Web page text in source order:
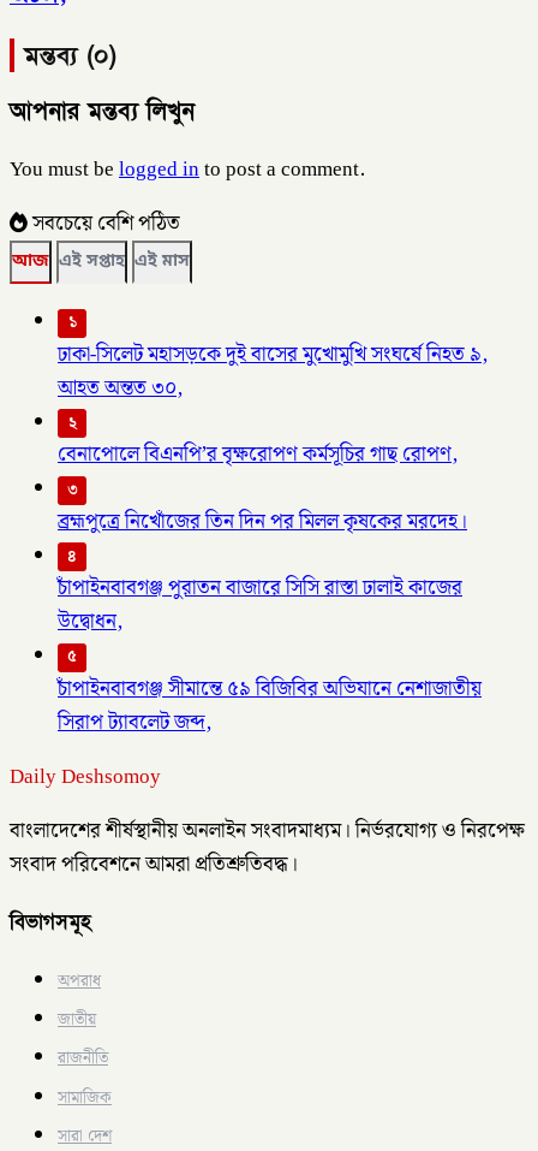
মন্তব্য (০)
আপনার মন্তব্য লিখুন
You must belogged into post a comment.
সবচেয়ে বেশি পঠিত
আজ এই সপ্তাহ এই মাস
১
ঢাকা-সিলেট মহাসড়কে দুই বাসের মুখোমুখি সংঘর্ষে নিহত ৯,
আহত অন্তত ৩০,
২
বেনাপোলে বিএনপি’র বৃক্ষরোপণ কর্মসূচির গাছ রোপণ,
৩
ব্রহ্মপুত্রে নিখোঁজের তিন দিন পর মিলল কৃষকের মরদেহ।
৪
চাঁপাইনবাবগঞ্জ পুরাতন বাজারে সিসি রাস্তা ঢালাই কাজের
উদ্বোধন,
৫
চাঁপাইনবাবগঞ্জ সীমান্তে ৫৯ বিজিবির অভিযানে নেশাজাতীয়
সিরাপ ট্যাবলেট জব্দ,
Daily Deshsomoy
বাংলাদেশের শীর্ষস্থানীয় অনলাইন সংবাদমাধ্যম। নির্ভরযোগ্য ও নিরপেক্ষ
সংবাদ পরিবেশনে আমরা প্রতিশ্রুতিবদ্ধ।
বিভাগসমূহ
অপরাধ
জাতীয়
রাজনীতি
সামাজিক
সারা দেশ